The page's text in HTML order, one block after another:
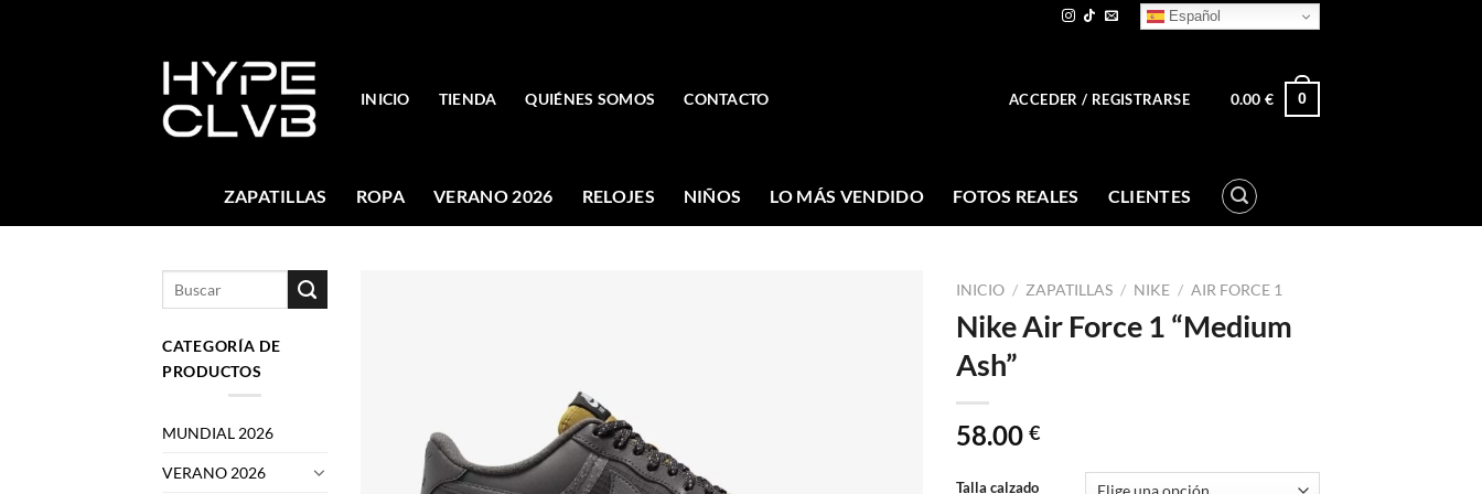
Español
INICIO TIENDA QUIÉNES SOMOS CONTACTO ACCEDER / REGISTRARSE 0.00€ 0
ZAPATILLAS ROPA VERANO 2026 RELOJES NIÑOS LO MÁS VENDIDO FOTOS REALES CLIENTES
CATEGORÍA DE
PRODUCTOS
MUNDIAL 2026
VERANO 2026
INICIO / ZAPATILLAS / NIKE / AIR FORCE 1
Nike Air Force 1 “Medium
Ash”
58.00 €
Talla calzado